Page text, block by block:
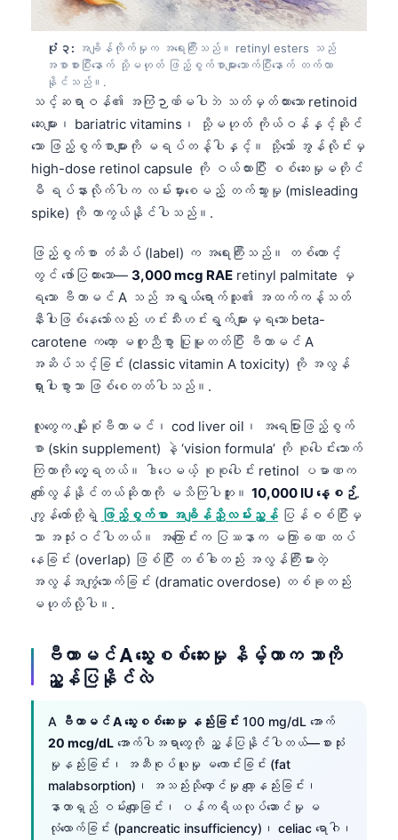
ပုံ ၃: အချိန်ကိုက်မှုက အရေးကြီးသည်။ retinyl esters သည်
အစာစားပြီးနောက် သို့မဟုတ် ဖြည့်စွက်စာများသောက်ပြီးနောက် တက်လာ
နိုင်သည်။.
သင့်ဆရာဝန်၏ အကြံဉာဏ်မပါဘဲ သတ်မှတ်ထားသော retinoid
ဆေးများ၊ bariatric vitamins၊ သို့မဟုတ် ကိုယ်ဝန်နှင့်ဆိုင်
သော ဖြည့်စွက်စာများကို မရပ်တန့်ပါနှင့်။ သို့သော် အွန်လိုင်းမှ
high-dose retinol capsule ကို ဝယ်ထားပြီး စစ်ဆေးမှုမတိုင်
မီ ရပ်နားလိုက်ပါက လမ်းမှားစေမည့် တက်သွားမှု (misleading
spike) ကို ကာကွယ်နိုင်ပါသည်။.
ဖြည့်စွက်စာ တံဆိပ် (label) က အရေးကြီးသည်။ တစ်တောင့်
တွင် ဖော်ပြထားသော— 3,000 mcg RAE retinyl palmitate မှ
ရသော ဗီတာမင် A သည် အရွယ်ရောက်သူ၏ အထက်ကန့်သတ်
နီးပါးဖြစ်နေသော်လည်း ဟင်းသီးဟင်းရွက်များမှရသော beta-
carotene ကတော့ မတူညီစွာ ပြုမူတတ်ပြီး ဗီတာမင် A
အဆိပ်သင့်ခြင်း (classic vitamin A toxicity) ကို အလွန်
ရှားပါးစွာသာ ဖြစ်စေတတ်ပါသည်။.
လူတွေက မျိုးစုံဗီတာမင်၊ cod liver oil၊ အရေပြားဖြည့်စွက်
စာ (skin supplement) နဲ့ ‘vision formula’ ကို စုပေါင်းသောက်
ကြတာကို တွေ့ရတယ်။ ဒါပေမယ့် စုစုပေါင်း retinol ပမာဏက
ကျော်လွန်နိုင်တယ်ဆိုတာကို မသိကြပါဘူး။ 10,000 IU နေ့စဉ်.
ကျွန်တော်တို့ရဲ့ ဖြည့်စွက်စာ အချိန်ညှိလမ်းညွှန် ပြန်စစ်ပြီးမှ
သာ အသုံးဝင်ပါတယ်။ အကြောင်းက ပြဿနာက မကြာခဏ ထပ်
နေခြင်း (overlap) ဖြစ်ပြီး တစ်ခါတည်း အလွန်ကြီးမားတဲ့
အလွန်အကျွံသောက်ခြင်း (dramatic overdose) တစ်ခုတည်း
မဟုတ်လို့ပါ။.
ဗီတာမင် A သွေးစစ်ဆေးမှု နိမ့်တာက ဘာကို
ညွှန်ပြနိုင်လဲ
A ဗီတာမင် A သွေးစစ်ဆေးမှု နည်းခြင်း 100 mg/dL အောက်
20 mcg/dL အောက်ပါအရာတွေကို ညွှန်ပြနိုင်ပါတယ်—စားသုံး
မှုနည်းခြင်း၊ အဆီစုပ်ယူမှု မကောင်းခြင်း (fat
malabsorption)၊ အသည်းသိုလှောင်မှု လျော့နည်းခြင်း၊
နာတာရှည် ဝမ်းလျှောခြင်း၊ ပန်ကရိယလုပ်ဆောင်မှု မ
လုံလောက်ခြင်း (pancreatic insufficiency)၊ celiac ရောဂါ၊